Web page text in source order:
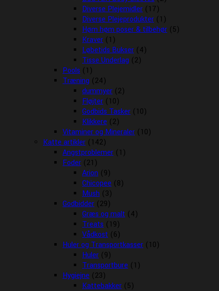
Diverse Plejemidler (17)
Diverse Plejeprodukter (1)
Høm høm poser & tilbehør (5)
Kraver (1)
Løbetids Bukser (4)
Tisse Underlag (2)
Pools (1)
Træning (24)
dummyer (2)
Fløjter (10)
Godbids Tasker (10)
Klikkere (2)
Vitaminer og Mineraler (10)
Katte artikler (142)
Angstproblemer (1)
Foder (21)
Arion (9)
Chicopee (8)
Mush (3)
Godbidder (29)
Græs og malt (4)
Treats (19)
Vådkost (6)
Huler og Transportkasser (10)
Huler (9)
Transportbure (1)
Hygiejne (23)
Kattebakker (5)